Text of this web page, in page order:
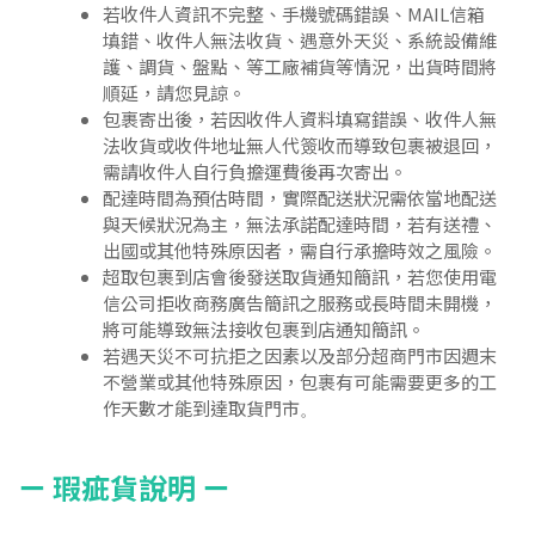
若收件人資訊不完整、手機號碼錯誤、MAIL信箱
填錯、收件人無法收貨、遇意外天災、系統設備維
護、調貨、盤點、等工廠補貨等情況，出貨時間將
順延，請您見諒。
包裹寄出後，若因收件人資料填寫錯誤、收件人無
法收貨或收件地址無人代簽收而導致包裹被退回，
需請收件人自行負擔運費後再次寄出。
配達時間為預估時間，實際配送狀況需依當地配送
與天候狀況為主，無法承諾配達時間，若有送禮、
出國或其他特殊原因者，需自行承擔時效之風險。
超取包裹到店會後發送取貨通知簡訊，若您使用電
信公司拒收商務廣告簡訊之服務或長時間未開機，
將可能導致無法接收包裹到店通知簡訊。
若遇天災不可抗拒之因素以及部分超商門市因週末
不營業或其他特殊原因，包裹有可能需要更多的工
作天數才能到達取貨門市。
ㄧ 瑕疵貨說明 ㄧ